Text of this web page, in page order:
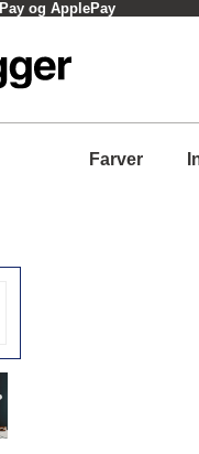
og ApplePay
Farver